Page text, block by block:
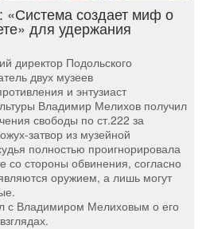
создает миф о
для удержания
директор Подольского
двух музеев
и энтузиаст
Владимир Мелихов получил
свободы по ст.222 за
затвор из музейной
полностью проигнорировала
со стороны обвинения, согласно
оружием, а лишь могут
с Владимиром Мелиховым о его